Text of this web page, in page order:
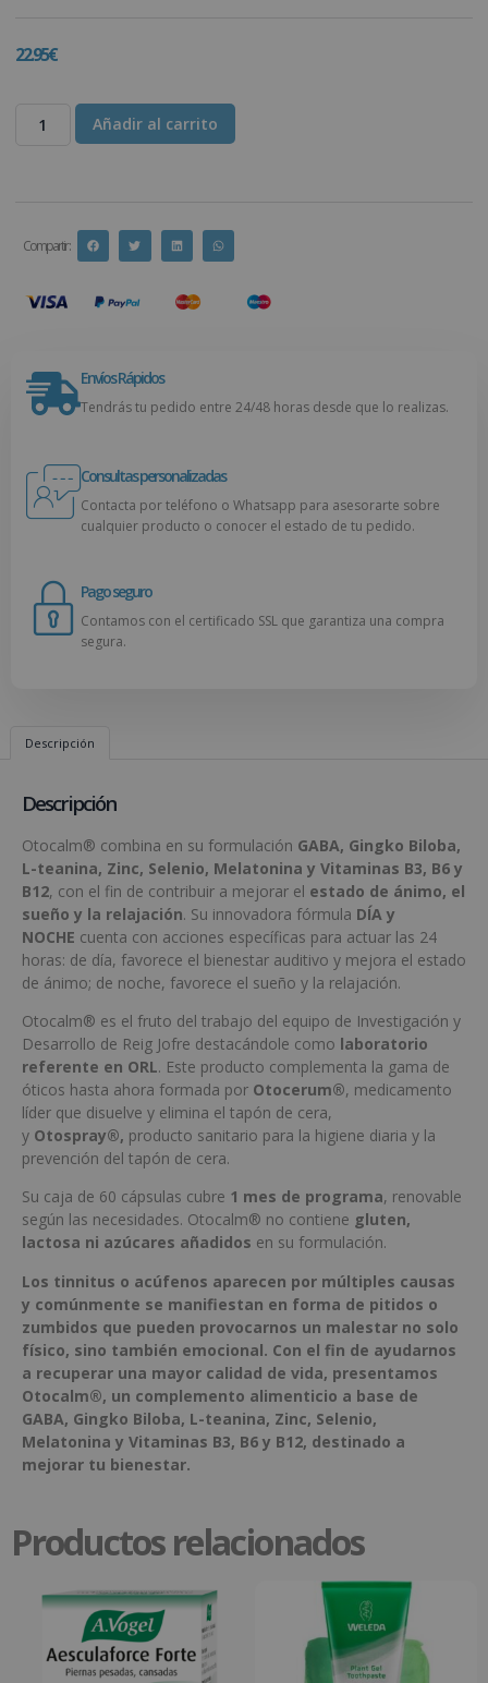
22.95€
Añadir al carrito
Compartir :
Envíos Rápidos
Tendrás tu pedido entre 24/48 horas desde que lo realizas.
Consultas personalizadas
Contacta por teléfono o Whatsapp para asesorarte sobre
cualquier producto o conocer el estado de tu pedido.
Pago seguro
Contamos con el certificado SSL que garantiza una compra
segura.
Descripción
Descripción
Otocalm® combina en su formulación GABA, Gingko Biloba,
L-teanina, Zinc, Selenio, Melatonina y Vitaminas B3, B6 y
B12, con el fin de contribuir a mejorar el estado de ánimo, el
sueño y la relajación. Su innovadora fórmula DÍA y
NOCHE cuenta con acciones específicas para actuar las 24
horas: de día, favorece el bienestar auditivo y mejora el estado
de ánimo; de noche, favorece el sueño y la relajación.
Otocalm® es el fruto del trabajo del equipo de Investigación y
Desarrollo de Reig Jofre destacándole como laboratorio
referente en ORL. Este producto complementa la gama de
óticos hasta ahora formada por Otocerum®, medicamento
líder que disuelve y elimina el tapón de cera,
y Otospray®, producto sanitario para la higiene diaria y la
prevención del tapón de cera.
Su caja de 60 cápsulas cubre 1 mes de programa, renovable
según las necesidades. Otocalm® no contiene gluten,
lactosa ni azúcares añadidos en su formulación.
Los tinnitus o acúfenos aparecen por múltiples causas
y comúnmente se manifiestan en forma de pitidos o
zumbidos que pueden provocarnos un malestar no solo
físico, sino también emocional. Con el fin de ayudarnos
a recuperar una mayor calidad de vida, presentamos
Otocalm®, un complemento alimenticio a base de
GABA, Gingko Biloba, L-teanina, Zinc, Selenio,
Melatonina y Vitaminas B3, B6 y B12, destinado a
mejorar tu bienestar.
Productos relacionados